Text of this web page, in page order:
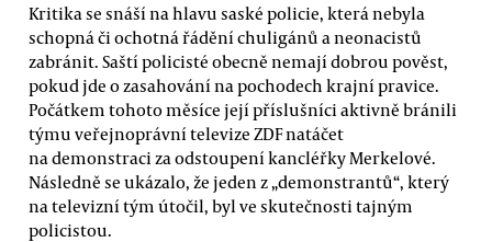
Kritika se snáší na hlavu saské policie, která nebyla
schopná či ochotná řádění chuligánů a neonacistů
zabránit. Saští policisté obecně nemají dobrou pověst,
pokud jde o zasahování na pochodech krajní pravice.
Počátkem tohoto měsíce její příslušníci aktivně bránili
týmu veřejnoprávní televize ZDF natáčet
na demonstraci za odstoupení kancléřky Merkelové.
Následně se ukázalo, že jeden z „demonstrantů“, který
na televizní tým útočil, byl ve skutečnosti tajným
policistou.